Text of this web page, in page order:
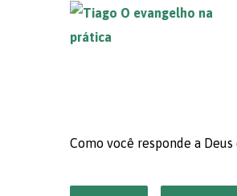
Como você responde a